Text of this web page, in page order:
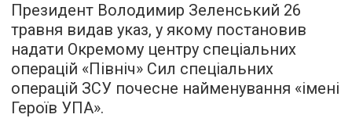
Президент Володимир Зеленський 26
травня видав указ, у якому постановив
надати Окремому центру спеціальних
операцій «Північ» Сил спеціальних
операцій ЗСУ почесне найменування «імені
Героїв УПА».